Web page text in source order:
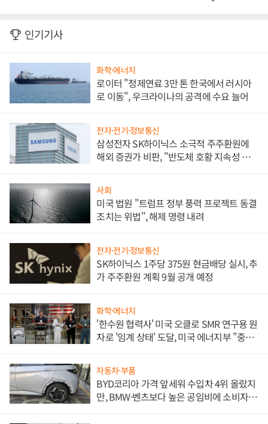
인기기사
화학·에너지
로이터 "정제연료 3만 톤 한국에서 러시아
로 이동", 우크라이나의 공격에 수요 늘어
전자·전기·정보통신
삼성전자 SK하이닉스 소극적 주주환원에
해외 증권가 비판, "반도체 호황 지속성 의
사회
미국 법원 "트럼프 정부 풍력 프로젝트 동결
조치는 위법", 해제 명령 내려
전자·전기·정보통신
SK하이닉스 1주당 375원 현금배당 실시, 추
가 주주환원 계획 9월 공개 예정
화학·에너지
'한수원 협력사' 미국 오클로 SMR 연구용 원
자로 '임계 상태' 도달, 미국 에너지부 "중요
자동차·부품
BYD코리아 가격 앞세워 수입차 4위 올랐지
만, BMW·벤츠보다 높은 공임비에 소비자